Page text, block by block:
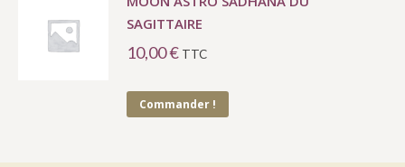
SAGITTAIRE
10,00€ TTC
Commander !